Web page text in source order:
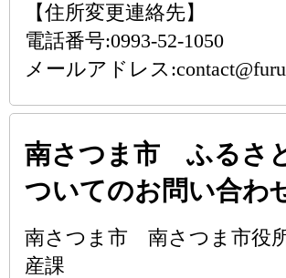
【住所変更連絡先】
電話番号:0993-52-1050
メールアドレス
南さつま市 ふるさ
ついてのお問い合わ
南さつま市 南さつま市役
産課